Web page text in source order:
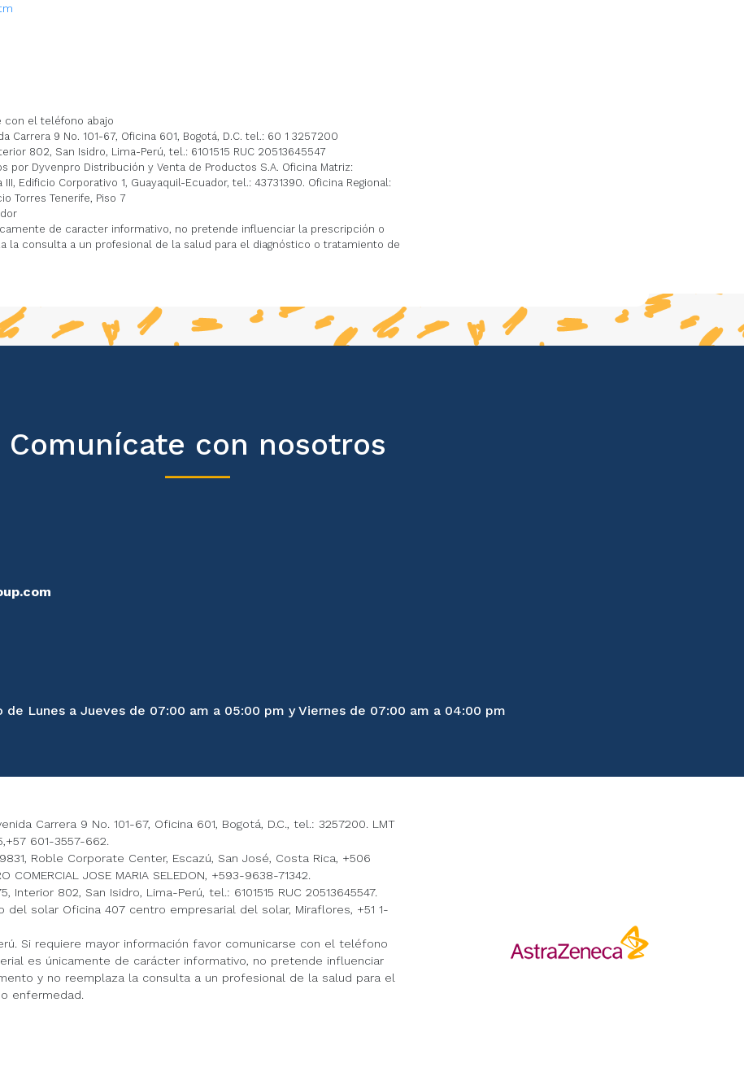
con el teléfono abajo
Carrera 9 No. 101-67, Oficina 601, Bogotá, D.C. tel.: 60 1 3257200
802, San Isidro, Lima-Perú, tel.: 6101515 RUC 20513645547
por Dyvenpro Distribución y Venta de Productos S.A. Oficina Matriz:
Edificio Corporativo 1, Guayaquil-Ecuador, tel.: 43731390. Oficina Regional:
Torres Tenerife, Piso 7
de caracter informativo, no pretende influenciar la prescripción o
la consulta a un profesional de la salud para el diagnóstico o tratamiento de
Comunícate con nosotros
de Lunes a Jueves de 07:00 am a 05:00 pm y Viernes de 07:00 am a 04:00 pm
Carrera 9 No. 101-67, Oficina 601, Bogotá, D.C., tel.: 3257200. LMT
601-3557-662.
Roble Corporate Center, Escazú, San José, Costa Rica, +506
COMERCIAL JOSE MARIA SELEDON, +593-9638-71342.
802, San Isidro, Lima-Perú, tel.: 6101515 RUC 20513645547.
del solar Oficina 407 centro empresarial del solar, Miraflores, +51 1-
Si requiere mayor información favor comunicarse con el teléfono
es únicamente de carácter informativo, no pretende influenciar
y no reemplaza la consulta a un profesional de la salud para el
enfermedad.